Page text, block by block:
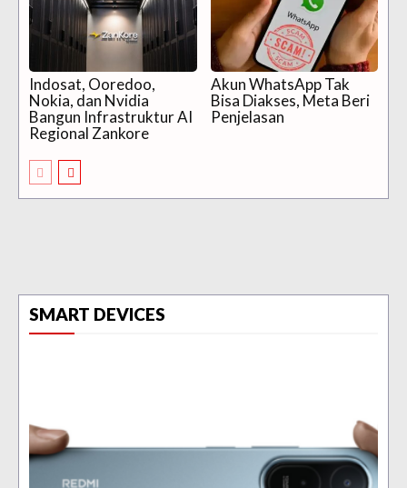
Indosat, Ooredoo,
Nokia, dan Nvidia
Bangun Infrastruktur AI
Regional Zankore
Akun WhatsApp Tak
Bisa Diakses, Meta Beri
Penjelasan
SMART DEVICES